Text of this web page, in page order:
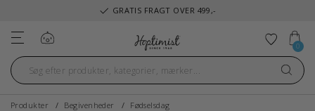
GRATIS FRAGT OVER 499,-
Tilføj
0
Produkter Begivenheder Fødselsdag